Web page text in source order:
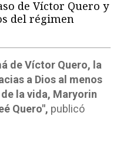
de Víctor Quero y
del régimen
de Víctor Quero, la
a Dios al menos
la vida, Maryorin
Quero", publicó